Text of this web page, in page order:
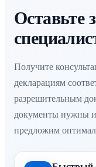
Оставьте
Получите
декларациям
разрешительным
документы нужны
предложим